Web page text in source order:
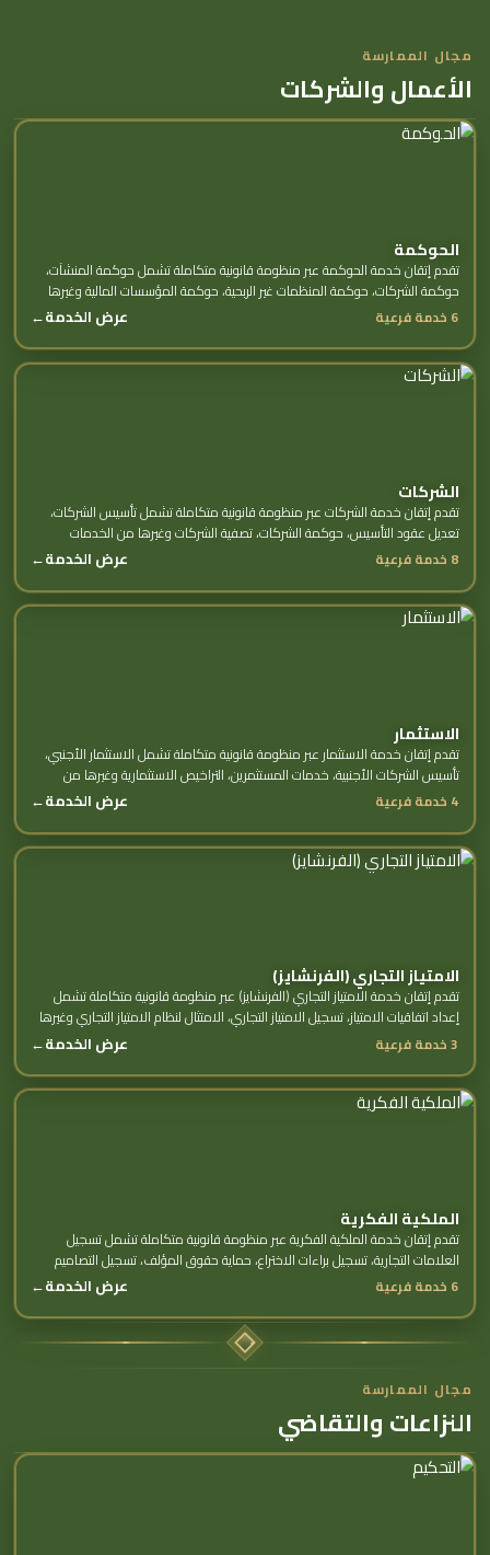
مجال الممارسة
الأعمال والشركات
الحوكمة
تقدم إتقان خدمة الحوكمة عبر منظومة قانونية متكاملة تشمل حوكمة المنشآت،
حوكمة الشركات، حوكمة المنظمات غير الربحية، حوكمة المؤسسات المالية وغيرها
من الخدمات الفرعية.
6 خدمة فرعية عرض الخدمة←
الشركات
تقدم إتقان خدمة الشركات عبر منظومة قانونية متكاملة تشمل تأسيس الشركات،
تعديل عقود التأسيس، حوكمة الشركات، تصفية الشركات وغيرها من الخدمات
الفرعية.
8 خدمة فرعية عرض الخدمة←
الاستثمار
تقدم إتقان خدمة الاستثمار عبر منظومة قانونية متكاملة تشمل الاستثمار الأجنبي،
تأسيس الشركات الأجنبية، خدمات المستثمرين، التراخيص الاستثمارية وغيرها من
الخدمات الفرعية.4 خدمة فرعية عرض الخدمة←
الامتياز التجاري (الفرنشايز)
تقدم إتقان خدمة الامتياز التجاري (الفرنشايز) عبر منظومة قانونية متكاملة تشمل
إعداد اتفاقيات الامتياز، تسجيل الامتياز التجاري، الامتثال لنظام الامتياز التجاري وغيرها
من الخدمات...
3 خدمة فرعية عرض الخدمة←
الملكية الفكرية
تقدم إتقان خدمة الملكية الفكرية عبر منظومة قانونية متكاملة تشمل تسجيل
العلامات التجارية، تسجيل براءات الاختراع، حماية حقوق المؤلف، تسجيل التصاميم
الصناعية وغيرها من...
6 خدمة فرعية عرض الخدمة←
مجال الممارسة
النزاعات والتقاضي